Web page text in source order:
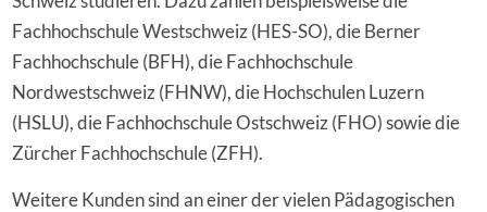
Fachhochschule Westschweiz (HES-SO), die Berner
Fachhochschule (BFH), die Fachhochschule
Nordwestschweiz (FHNW), die Hochschulen Luzern
(HSLU), die Fachhochschule Ostschweiz (FHO) sowie die
Zürcher Fachhochschule (ZFH).
Weitere Kunden sind an einer der vielen Pädagogischen